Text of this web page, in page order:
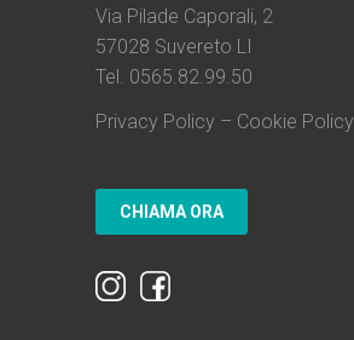
Via Pilade Caporali, 2
57028 Suvereto LI
Tel. 0565.82.99.50
Privacy Policy – Cookie Policy